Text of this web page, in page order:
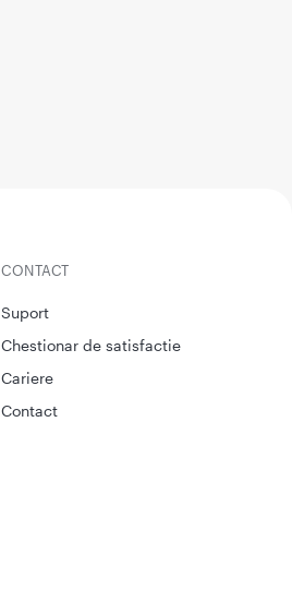
CONTACT
Suport
Chestionar de satisfactie
Cariere
Contact